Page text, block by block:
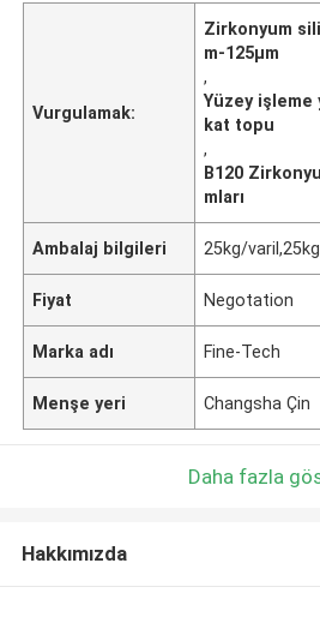
Vurgulamak:
Zirkonyum
m-125μm
,
Yüzey
kat topu
,
B120
mları
Ambalaj bilgileri 25kg/
Fiyat Negotation
Marka adı Fine-Tech
Menşe yeri Changsha Çin
Daha fazla
Hakkımızda